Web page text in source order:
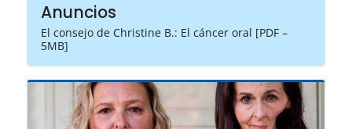
Anuncios
El consejo de Christine B.: El cáncer oral [PDF –
5MB]